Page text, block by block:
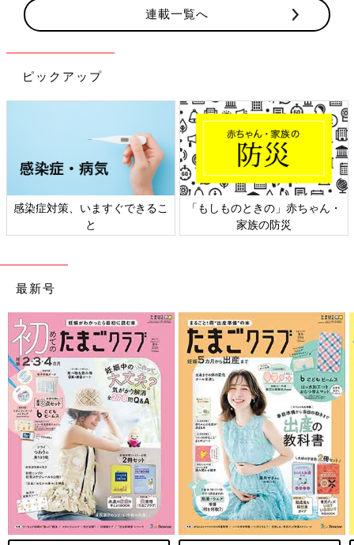
連載一覧へ
ピックアップ
感染症対策、いますぐできるこ
と
「もしものときの」赤ちゃん・
家族の防災
最新号